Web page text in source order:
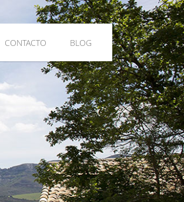
CONTACTO BLOG